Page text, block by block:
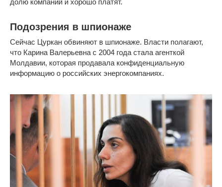
долю компаний и хорошо платят.
Подозрения в шпионаже
Сейчас Цуркан обвиняют в шпионаже. Власти полагают,
что Карина Валерьевна с 2004 года стала агенткой
Молдавии, которая продавала конфиденциальную
информацию о российских энергокомпаниях.